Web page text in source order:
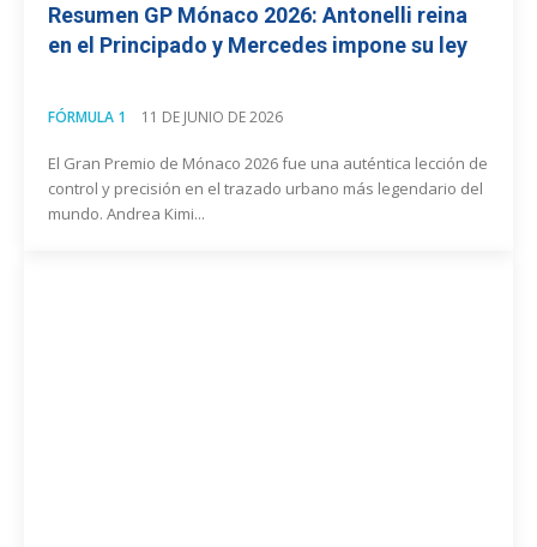
Resumen GP Mónaco 2026: Antonelli reina
en el Principado y Mercedes impone su ley
FÓRMULA 1 11 DE JUNIO DE 2026
El Gran Premio de Mónaco 2026 fue una auténtica lección de
control y precisión en el trazado urbano más legendario del
mundo. Andrea Kimi...